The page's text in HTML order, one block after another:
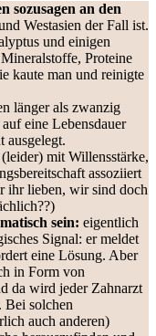
sozusagen an den
Westasien der Fall ist.
und einigen
Proteine
kaute man und reinigte
länger als zwanzig
eine Lebensdauer
ausgelegt.
(leider) mit Willensstärke,
assoziiert
ihr lieben, wir sind doch
sein: eigentlich
Signal: er meldet
eine Lösung. Aber
in Form von
da wird jeder Zahnarzt
Bei solchen
auch anderen)